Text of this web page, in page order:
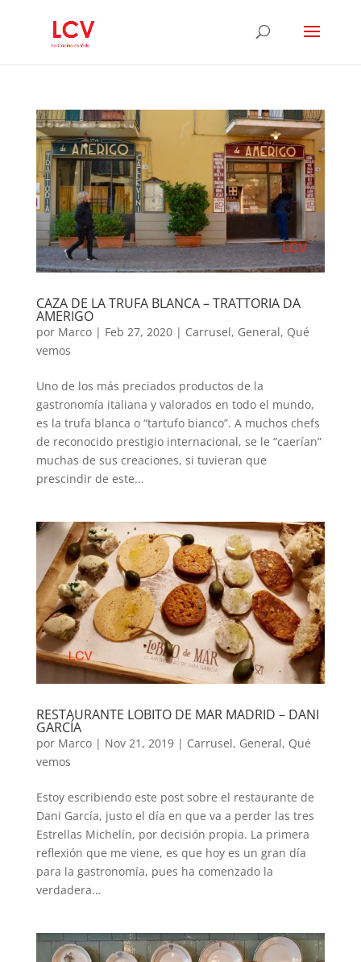
CAZA DE LA TRUFA BLANCA – TRATTORIA DA
AMERIGO
por Marco| Feb 27, 2020| Carrusel, General, Qué
vemos
Uno de los más preciados productos de la
gastronomía italiana y valorados en todo el mundo,
es la trufa blanca o “tartufo bianco”. A muchos chefs
de reconocido prestigio internacional, se le “caerían”
muchas de sus creaciones, si tuvieran que
prescindir de este...
RESTAURANTE LOBITO DE MAR MADRID – DANI
GARCÍA
por Marco| Nov 21, 2019| Carrusel, General, Qué
vemos
Estoy escribiendo este post sobre el restaurante de
Dani García, justo el día en que va a perder las tres
Estrellas Michelín, por decisión propia. La primera
reflexión que me viene, es que hoy es un gran día
para la gastronomía, pues ha comenzado la
verdadera...